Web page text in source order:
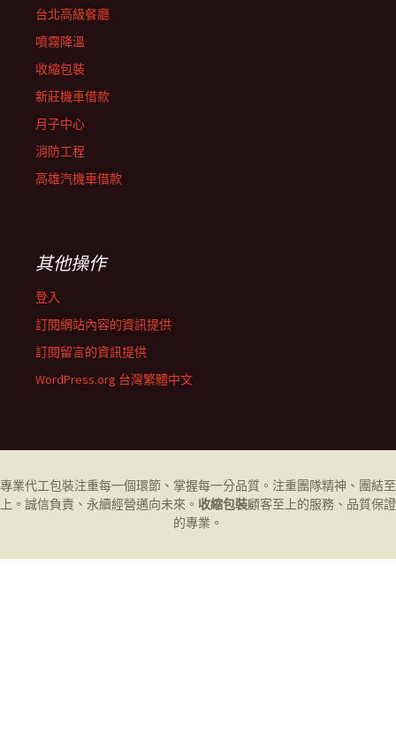
台北高級餐廳
噴霧降溫
收縮包裝
新莊機車借款
月子中心
消防工程
高雄汽機車借款
其他操作
登入
訂閱網站內容的資訊提供
訂閱留言的資訊提供
WordPress.org 台灣繁體中文
專業代工包裝注重每一個環節、掌握每一分品質。注重團隊精神、團結至
上。誠信負責、永續經營邁向未來。 收縮包裝顧客至上的服務、品質保證
的專業。